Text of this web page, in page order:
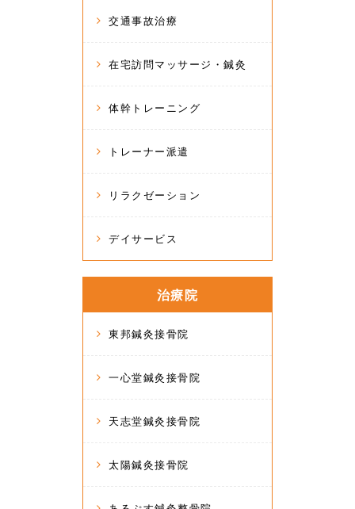
交通事故治療
在宅訪問マッサージ・鍼灸
体幹トレーニング
トレーナー派遣
リラクゼーション
デイサービス
治療院
東邦鍼灸接骨院
一心堂鍼灸接骨院
天志堂鍼灸接骨院
太陽鍼灸接骨院